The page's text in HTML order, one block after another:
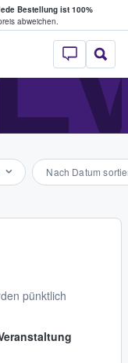
Bestellung ist 100%
abweichen.
- Wo
Nach Datum
pünktlich